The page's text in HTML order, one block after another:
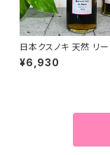
日本クスノキ 天然 リー
ューザー 328ml
¥6,930